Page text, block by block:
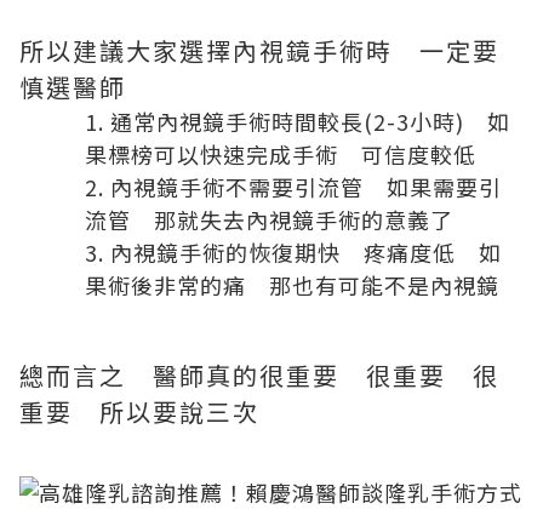
所以建議大家選擇內視鏡手術時 一定要
慎選醫師
通常內視鏡手術時間較長(2-3小時) 如
果標榜可以快速完成手術 可信度較低
內視鏡手術不需要引流管 如果需要引
流管 那就失去內視鏡手術的意義了
內視鏡手術的恢復期快 疼痛度低 如
果術後非常的痛 那也有可能不是內視鏡
總而言之 醫師真的很重要 很重要 很
重要 所以要說三次